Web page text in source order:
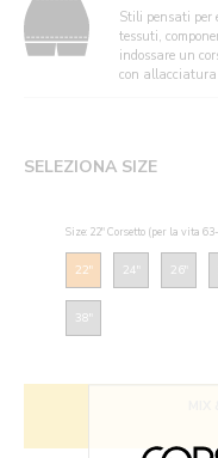
Stili pensati per
tessuti,
indossare un
con
SELEZIONA SIZE
Size: 22" Corsetto (per la vita
22" 24" 26"
38"